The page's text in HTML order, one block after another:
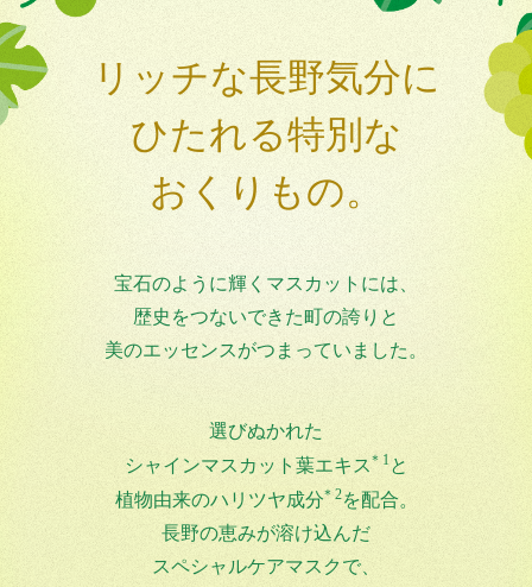
リッチな長野気分に
ひたれる特別な
おくりもの。
宝石のように輝くマスカットには、
歴史をつないできた町の誇りと
美のエッセンスがつまっていました。
選びぬかれた
シャインマスカット葉エキス＊1 と
植物由来のハリツヤ成分＊2を配合。
長野の恵みが溶け込んだ
スペシャルケアマスクで、